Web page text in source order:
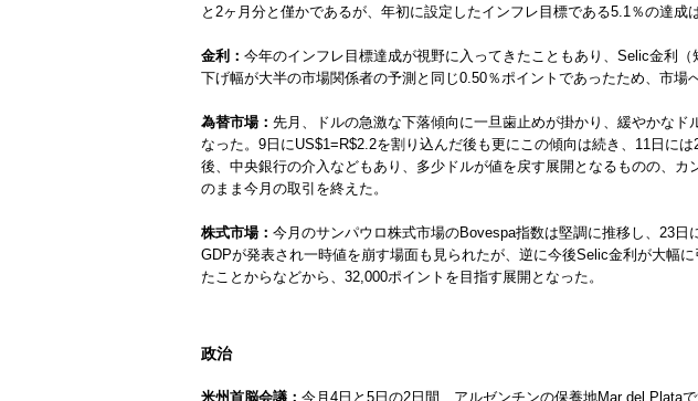
と2ヶ月分と僅かであるが、年初に設定したインフレ目標である5.1％の達成
金利： 今年のインフレ目標達成が視野に入ってきたこともあり、Selic金利
下げ幅が大半の市場関係者の予測と同じ0.50％ポイントであったため、市場
為替市場： 先月、ドルの急激な下落傾向に一旦歯止めが掛かり、緩やかな
なった。9日にUS$1=R$2.2を割り込んだ後も更にこの傾向は続き、11日に
後、中央銀行の介入などもあり、多少ドルが値を戻す展開となるものの、
のまま今月の取引を終えた。
株式市場： 今月のサンパウロ株式市場のBovespa指数は堅調に推移し、23
GDPが発表され一時値を崩す場面も見られたが、逆に今後Selic金利が大幅
たことからなどから、32,000ポイントを目指す展開となった。
政治
米州首脳会議： 今月4日と5日の2日間、アルゼンチンの保養地Mar del Plata